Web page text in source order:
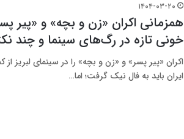
۱۴۰۴-۰۳-۲۰
همزمانی اکران «زن و بچه» و «پیر
خونی تازه در رگ‌های سینما و چند
اکران «پیر پسر» و «زن و بچه» را در سینمای لبریز از
ایران باید به فال نیک گرفت؛ اما…